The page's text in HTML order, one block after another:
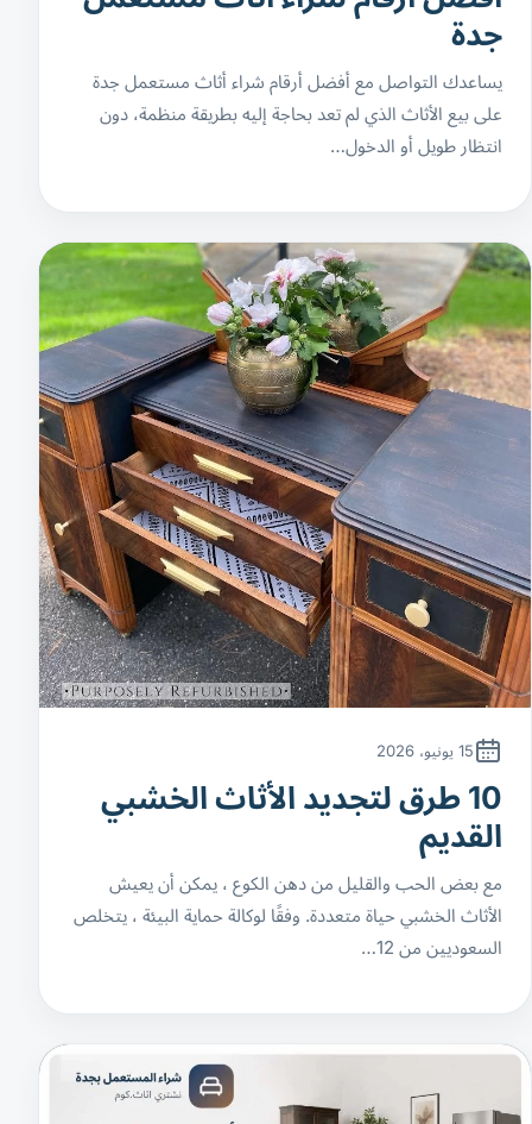
جدة
يساعدك التواصل مع أفضل أرقام شراء أثاث مستعمل جدة
على بيع الأثاث الذي لم تعد بحاجة إليه بطريقة منظمة، دون
انتظار طويل أو الدخول…
15 يونيو، 2026
10 طرق لتجديد الأثاث الخشبي
القديم
مع بعض الحب والقليل من دهن الكوع ، يمكن أن يعيش
الأثاث الخشبي حياة متعددة. وفقًا لوكالة حماية البيئة ، يتخلص
السعوديين من 12…